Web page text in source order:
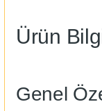
Ürün
Genel